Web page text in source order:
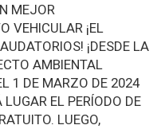
MEJOR
VEHICULAR ¡EL
¡DESDE LA
AMBIENTAL
1 DE MARZO DE 2024
EL PERÍODO DE
LUEGO,